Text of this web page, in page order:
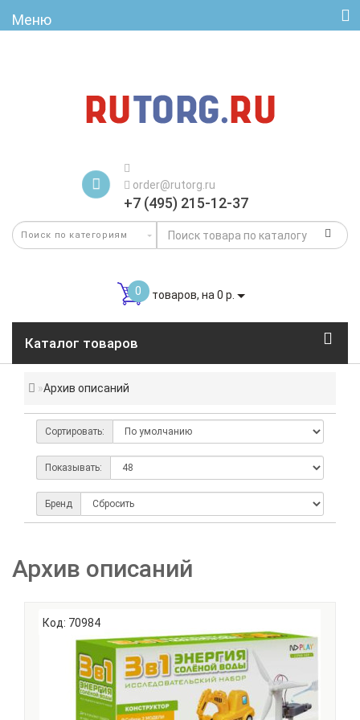
Меню
order@rutorg.ru
+7 (495) 215-12-37
0 товаров, на 0 р.
Каталог товаров
Архив описаний
Сортировать:
Показывать:
Бренд
Архив описаний
Код: 70984